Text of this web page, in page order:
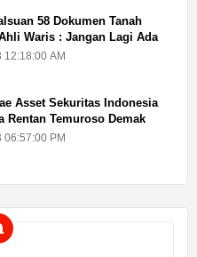
58 Dokumen Tanah
Waris : Jangan Lagi Ada
12:18:00 AM
Asset Sekuritas Indonesia
Rentan Temuroso Demak
06:57:00 PM